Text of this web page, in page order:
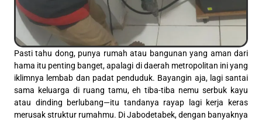
Pasti tahu dong, punya rumah atau bangunan yang aman dari
hama itu penting banget, apalagi di daerah metropolitan ini yang
iklimnya lembab dan padat penduduk. Bayangin aja, lagi santai
sama keluarga di ruang tamu, eh tiba-tiba nemu serbuk kayu
atau dinding berlubang—itu tandanya rayap lagi kerja keras
merusak struktur rumahmu. Di Jabodetabek, dengan banyaknya